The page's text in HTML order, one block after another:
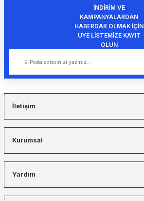
Gönder
İNDİRİM VE
KAMPANYALARDAN
HABERDAR OLMAK İÇİN
ÜYE LİSTEMİZE KAYIT
OLUN
İletişim
Kurumsal
Yardım